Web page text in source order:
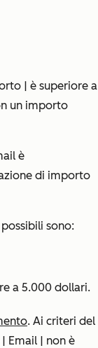
| è superiore a
un importo
è
di importo
sono:
a 5.000 dollari.
. Ai criteri del
Email | non è